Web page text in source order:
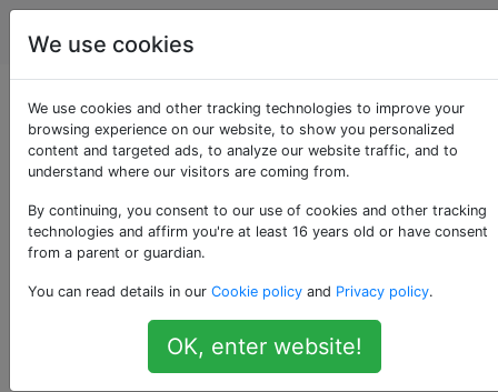
Serveradministratoren
Als «active-
directory» getaggte
Fragen
Verzeichnisdienst mit zentraler Verwaltungsfunktion
für Benutzerkonten, Computerkonten, Gruppen und
Konfigurationsverwaltung auf vielen Windows-Servern
und -Desktops darstellt.
We use cookies
We use cookies and other tracking technologies to improve your
browsing experience on our website, to show you personalized
content and targeted ads, to analyze our website traffic, and to
understand where our visitors are coming from.
By continuing, you consent to our use of cookies and other tracking
technologies and affirm you're at least 16 years old or have consent
from a parent or guardian.
You can read details in our Cookie policy and Privacy policy.
OK, enter website!